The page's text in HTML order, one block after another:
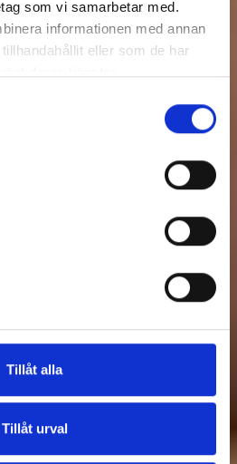
som vi samarbetar med.
informationen med annan
eller som de har
Tillåt alla
Tillåt urval